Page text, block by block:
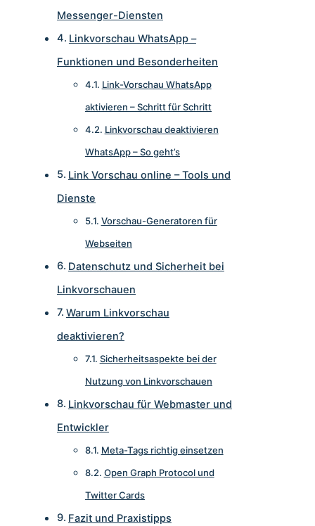
Messenger-Diensten
Linkvorschau WhatsApp –
Funktionen und Besonderheiten
Link-Vorschau WhatsApp
aktivieren – Schritt für Schritt
Linkvorschau deaktivieren
WhatsApp – So geht’s
Link Vorschau online – Tools und
Dienste
Vorschau-Generatoren für
Webseiten
Datenschutz und Sicherheit bei
Linkvorschauen
Warum Linkvorschau
deaktivieren?
Sicherheitsaspekte bei der
Nutzung von Linkvorschauen
Linkvorschau für Webmaster und
Entwickler
Meta-Tags richtig einsetzen
Open Graph Protocol und
Twitter Cards
Fazit und Praxistipps